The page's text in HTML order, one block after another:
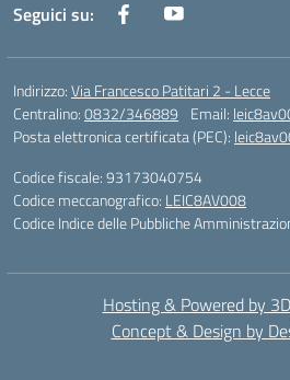
Seguici su:
Indirizzo:Via Francesco Patitari 2 - Lecce
Centralino:0832/346889 Email:
Posta elettronica certificata (PEC):
Codice fiscale: 93173040754
Codice meccanografico: LEIC8AV008
Codice Indice delle Pubbliche
Hosting & Powered by
Concept & Design by